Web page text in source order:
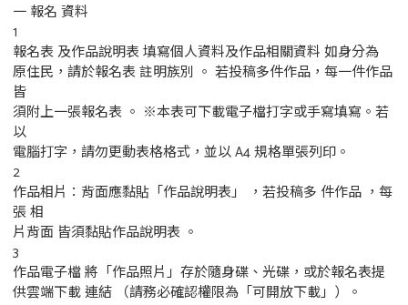
一 報名 資料
1
報名表 及作品說明表 填寫個人資料及作品相關資料 如身分為
原住民，請於報名表 註明族別 。 若投稿多件作品，每一件作品
皆
須附上一張報名表 。 ※本表可下載電子檔打字或手寫填寫。若
以
電腦打字，請勿更動表格格式，並以 A4 規格單張列印。
2
作品相片：背面應黏貼「作品說明表」 ，若投稿多 件作品 ，每
張 相
片背面 皆須黏貼作品說明表 。
3
作品電子檔 將「作品照片」存於隨身碟、光碟，或於報名表提
供雲端下載 連結 （請務必確認權限為「可開放下載」）。